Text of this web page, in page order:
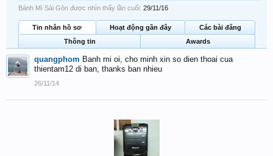
Bánh Mì Sài Gòn được nhìn thấy lần cuối: 29/11/16
Tin nhắn hồ sơ Hoạt động gần đây
Các bài đăng
Thông tin
Awards
quangphom Banh mi oi, cho minh xin so dien thoai cua
thientam12 di ban, thanks ban nhieu
26/11/14